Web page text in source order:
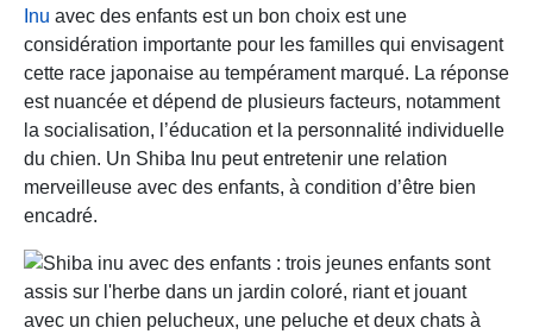
Inu avec des enfants est un bon choix est une
considération importante pour les familles qui envisagent
cette race japonaise au tempérament marqué. La réponse
est nuancée et dépend de plusieurs facteurs, notamment
la socialisation, l’éducation et la personnalité individuelle
du chien. Un Shiba Inu peut entretenir une relation
merveilleuse avec des enfants, à condition d’être bien
encadré.